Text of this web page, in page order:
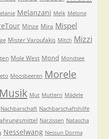
Melanzani Melk Melone
Minze Mira Mispel
Mister Varoufakis Mitch Mizzi
Mole West Mond Mondsee
Moosbeeren Morele
Musik Mut Muttern Mädele
Nachbarschaft Nachbarschaftshilfe
Narzissen Natascha
Nesselwang Nessun Dorma